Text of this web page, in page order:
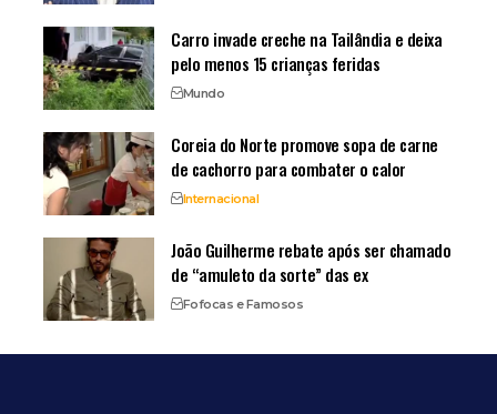
Carro invade creche na Tailândia e deixa
pelo menos 15 crianças feridas
Mundo
Coreia do Norte promove sopa de carne
de cachorro para combater o calor
Internacional
João Guilherme rebate após ser chamado
de “amuleto da sorte” das ex
Fofocas e Famosos